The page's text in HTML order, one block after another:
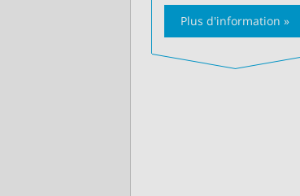
Plus d'information »